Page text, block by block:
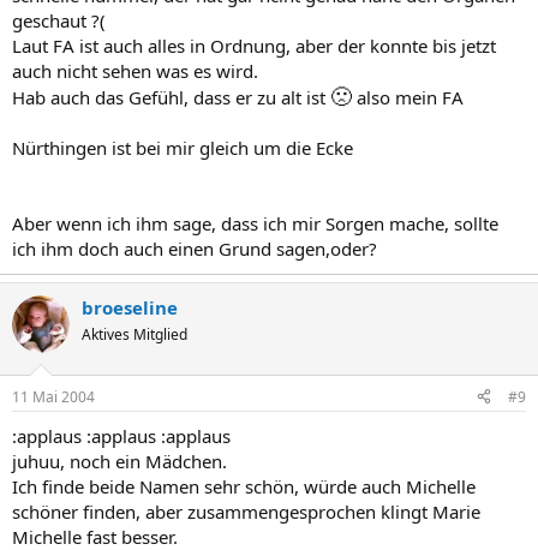
geschaut ?(
Laut FA ist auch alles in Ordnung, aber der konnte bis jetzt
auch nicht sehen was es wird.
Hab auch das Gefühl, dass er zu alt ist 🙁 also mein FA
Nürthingen ist bei mir gleich um die Ecke
Aber wenn ich ihm sage, dass ich mir Sorgen mache, sollte
ich ihm doch auch einen Grund sagen,oder?
broeseline
Aktives Mitglied
11 Mai 2004 #9
:applaus :applaus :applaus
juhuu, noch ein Mädchen.
Ich finde beide Namen sehr schön, würde auch Michelle
schöner finden, aber zusammengesprochen klingt Marie
Michelle fast besser.